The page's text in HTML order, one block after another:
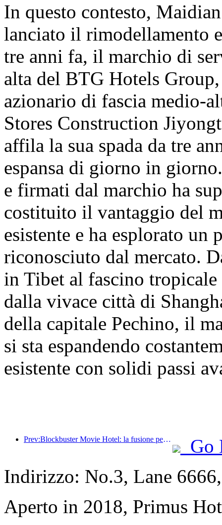
In questo contesto,
lanciato il rimodellamento
tre anni fa, il marchio di
alta del BTG Hotels
azionario di fascia medio-
Stores Construction
affila la sua spada da tre
espansa di giorno in
e firmati dal marchio ha
costituito il vantaggio del
esistente e ha esplorato un
riconosciuto dal mercato.
in Tibet al fascino
dalla vivace città di
della capitale Pechino, il
si sta espandendo
esistente con solidi passi
Prev:Blockbuster Movie Hotel: la fusione perfetta tra business e cinema
Go
Indirizzo: No.3, Lane
Aperto in 2018, Primus